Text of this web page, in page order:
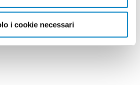
i cookie necessari